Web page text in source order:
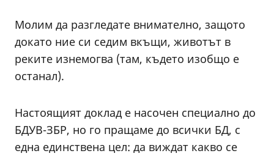
Молим да разгледате внимателно, защото
докато ние си седим вкъщи, животът в
реките изнемогва (там, където изобщо е
останал).
Настоящият доклад е насочен специално до
БДУВ-ЗБР, но го пращаме до всички БД, с
една единствена цел: да виждат какво се